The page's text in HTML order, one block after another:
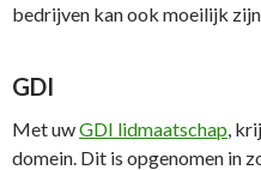
bedrijven kan ook moeilijk
GDI
Met uwGDI lidmaatschap,
domein. Dit is opgenomen in